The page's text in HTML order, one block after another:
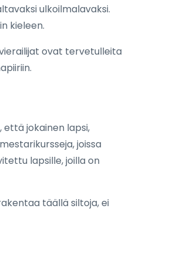
ulkoilmalavaksi.
kieleen.
vierailijat ovat tervetulleita
jokainen lapsi,
joissa
lapsille, joilla on
täällä siltoja, ei